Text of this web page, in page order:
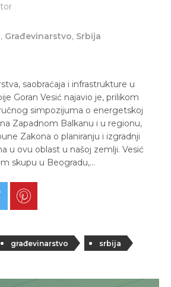
, Građevinarstvo, Srbija
saobraćaja i infrastrukture u
Goran Vesić najavio je, prilikom
simpozijuma o energetskoj
Zapadnom Balkanu i u regionu,
Zakona o planiranju i izgradnji
u ovu oblast u našoj zemlji. Vesić
skupu u Beogradu,…
građevinarstvo srbija